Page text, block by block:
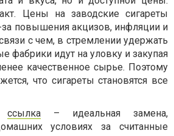
Цены на заводские сигареты
за повышения акцизов, инфляции и
с чем, в стремлении удержать
фабрики идут на уловку и закупая
качественное сырье. Поэтому
что сигареты становятся все
ссылка – идеальная замена,
условиях за считанные